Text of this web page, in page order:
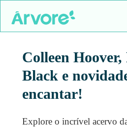
Colleen
Black e
encantar!
Explore o incrível acervo